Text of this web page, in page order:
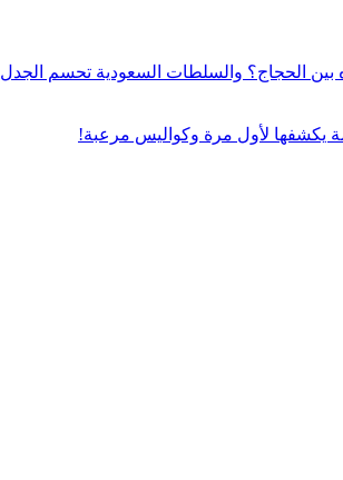
بين الحجاج؟ والسلطات السعودية تحسم الجدل
يكشفها لأول مرة وكواليس مرعبة!